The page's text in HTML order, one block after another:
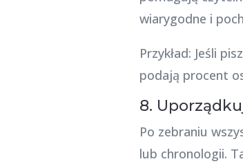
wiarygodne i
Przykład: Jeśli
podają procent
8.
Po zebraniu
lub chronologii.